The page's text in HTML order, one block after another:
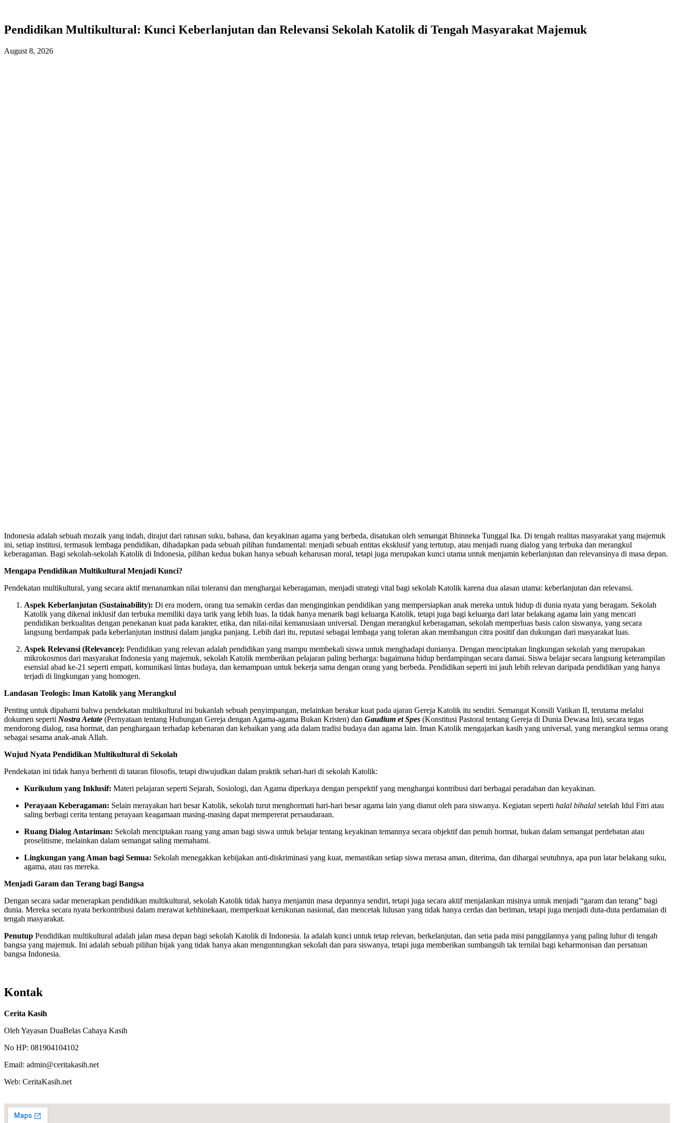
Pendidikan Multikultural: Kunci Keberlanjutan dan Relevansi Sekolah Katolik di Tengah Masyarakat Majemuk
August 8, 2026
Indonesia adalah sebuah mozaik yang indah, dirajut dari ratusan suku, bahasa, dan keyakinan agama yang berbeda, disatukan oleh semangat Bhinneka Tunggal Ika. Di tengah realitas masyarakat yang majemuk
ini, setiap institusi, termasuk lembaga pendidikan, dihadapkan pada sebuah pilihan fundamental: menjadi sebuah entitas eksklusif yang tertutup, atau menjadi ruang dialog yang terbuka dan merangkul
keberagaman. Bagi sekolah-sekolah Katolik di Indonesia, pilihan kedua bukan hanya sebuah keharusan moral, tetapi juga merupakan kunci utama untuk menjamin keberlanjutan dan relevansinya di masa depan.
Mengapa Pendidikan Multikultural Menjadi Kunci?
Pendekatan multikultural, yang secara aktif menanamkan nilai toleransi dan menghargai keberagaman, menjadi strategi vital bagi sekolah Katolik karena dua alasan utama: keberlanjutan dan relevansi.
Aspek Keberlanjutan (Sustainability): Di era modern, orang tua semakin cerdas dan menginginkan pendidikan yang mempersiapkan anak mereka untuk hidup di dunia nyata yang beragam. Sekolah
Katolik yang dikenal inklusif dan terbuka memiliki daya tarik yang lebih luas. Ia tidak hanya menarik bagi keluarga Katolik, tetapi juga bagi keluarga dari latar belakang agama lain yang mencari
pendidikan berkualitas dengan penekanan kuat pada karakter, etika, dan nilai-nilai kemanusiaan universal. Dengan merangkul keberagaman, sekolah memperluas basis calon siswanya, yang secara
langsung berdampak pada keberlanjutan institusi dalam jangka panjang. Lebih dari itu, reputasi sebagai lembaga yang toleran akan membangun citra positif dan dukungan dari masyarakat luas.
Aspek Relevansi (Relevance): Pendidikan yang relevan adalah pendidikan yang mampu membekali siswa untuk menghadapi dunianya. Dengan menciptakan lingkungan sekolah yang merupakan
mikrokosmos dari masyarakat Indonesia yang majemuk, sekolah Katolik memberikan pelajaran paling berharga: bagaimana hidup berdampingan secara damai. Siswa belajar secara langsung keterampilan
esensial abad ke-21 seperti empati, komunikasi lintas budaya, dan kemampuan untuk bekerja sama dengan orang yang berbeda. Pendidikan seperti ini jauh lebih relevan daripada pendidikan yang hanya
terjadi di lingkungan yang homogen.
Landasan Teologis: Iman Katolik yang Merangkul
Penting untuk dipahami bahwa pendekatan multikultural ini bukanlah sebuah penyimpangan, melainkan berakar kuat pada ajaran Gereja Katolik itu sendiri. Semangat Konsili Vatikan II, terutama melalui
dokumen seperti Nostra Aetate (Pernyataan tentang Hubungan Gereja dengan Agama-agama Bukan Kristen) dan Gaudium et Spes (Konstitusi Pastoral tentang Gereja di Dunia Dewasa Ini), secara tegas
mendorong dialog, rasa hormat, dan penghargaan terhadap kebenaran dan kebaikan yang ada dalam tradisi budaya dan agama lain. Iman Katolik mengajarkan kasih yang universal, yang merangkul semua orang
sebagai sesama anak-anak Allah.
Wujud Nyata Pendidikan Multikultural di Sekolah
Pendekatan ini tidak hanya berhenti di tataran filosofis, tetapi diwujudkan dalam praktik sehari-hari di sekolah Katolik:
Kurikulum yang Inklusif: Materi pelajaran seperti Sejarah, Sosiologi, dan Agama diperkaya dengan perspektif yang menghargai kontribusi dari berbagai peradaban dan keyakinan.
Perayaan Keberagaman: Selain merayakan hari besar Katolik, sekolah turut menghormati hari-hari besar agama lain yang dianut oleh para siswanya. Kegiatan seperti halal bihalal setelah Idul Fitri atau
saling berbagi cerita tentang perayaan keagamaan masing-masing dapat mempererat persaudaraan.
Ruang Dialog Antariman: Sekolah menciptakan ruang yang aman bagi siswa untuk belajar tentang keyakinan temannya secara objektif dan penuh hormat, bukan dalam semangat perdebatan atau
proselitisme, melainkan dalam semangat saling memahami.
Lingkungan yang Aman bagi Semua: Sekolah menegakkan kebijakan anti-diskriminasi yang kuat, memastikan setiap siswa merasa aman, diterima, dan dihargai seutuhnya, apa pun latar belakang suku,
agama, atau ras mereka.
Menjadi Garam dan Terang bagi Bangsa
Dengan secara sadar menerapkan pendidikan multikultural, sekolah Katolik tidak hanya menjamin masa depannya sendiri, tetapi juga secara aktif menjalankan misinya untuk menjadi “garam dan terang” bagi
dunia. Mereka secara nyata berkontribusi dalam merawat kebhinekaan, memperkuat kerukunan nasional, dan mencetak lulusan yang tidak hanya cerdas dan beriman, tetapi juga menjadi duta-duta perdamaian di
tengah masyarakat.
Penutup Pendidikan multikultural adalah jalan masa depan bagi sekolah Katolik di Indonesia. Ia adalah kunci untuk tetap relevan, berkelanjutan, dan setia pada misi panggilannya yang paling luhur di tengah
bangsa yang majemuk. Ini adalah sebuah pilihan bijak yang tidak hanya akan menguntungkan sekolah dan para siswanya, tetapi juga memberikan sumbangsih tak ternilai bagi keharmonisan dan persatuan
bangsa Indonesia.
Kontak
Cerita Kasih
Oleh Yayasan DuaBelas Cahaya Kasih
No HP: 081904104102
Email: admin@ceritakasih.net
Web: CeritaKasih.net